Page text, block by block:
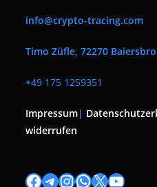
info@crypto-tracing.com
Timo Züfle, 72270
+49 175 1259351
Impressum|
widerrufen
Facebook
Telegram
Instagram
WhatsApp
X YouTube